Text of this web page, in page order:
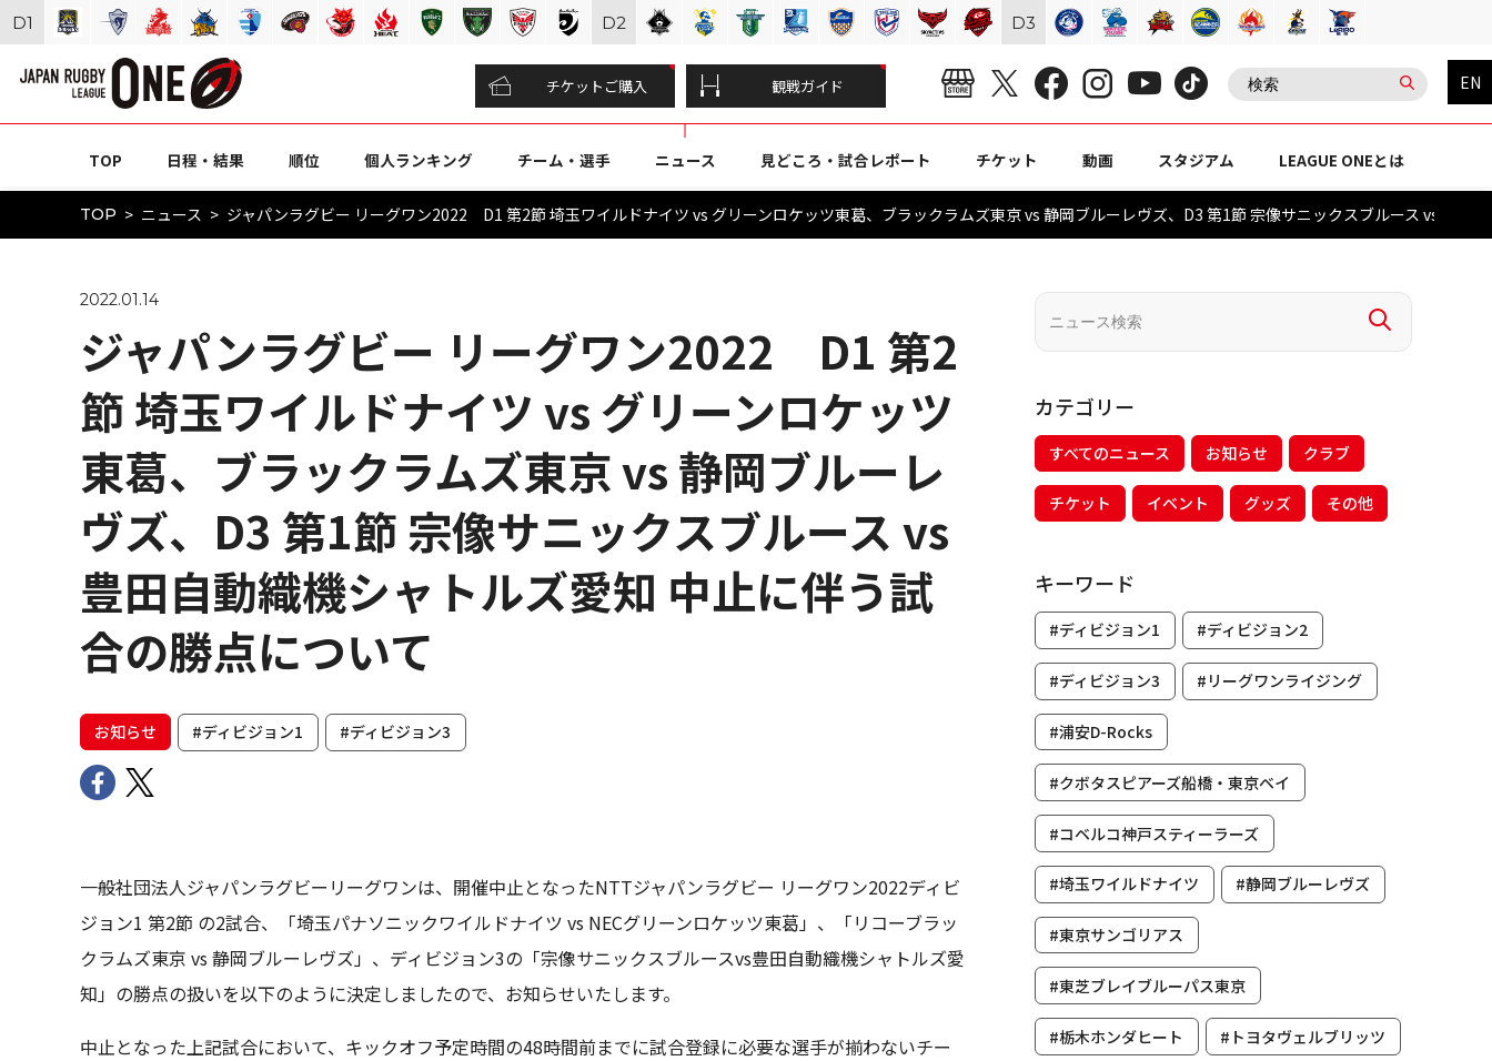
チケットご購入 観戦ガイド EN
TOP 日程・結果 順位 個人ランキング チーム・選手 ニュース 見どころ・試合レポート チケット 動画 スタジアム LEAGUE ONEとは
TOP ニュース ジャパンラグビー リーグワン2022 D1 第2節 埼玉ワイルドナイツ vs グリーンロケッツ東葛、ブラックラムズ東京 vs 静岡ブルーレヴズ、D3 第1節 宗像サニックスブルース vs 豊田
2022.01.14
ジャパンラグビー リーグワン2022 D1 第2
節 埼玉ワイルドナイツ vs グリーンロケッツ
東葛、ブラックラムズ東京 vs 静岡ブルーレ
ヴズ、D3 第1節 宗像サニックスブルース vs
豊田自動織機シャトルズ愛知 中止に伴う試
合の勝点について
お知らせ #ディビジョン1 #ディビジョン3
一般社団法人ジャパンラグビーリーグワンは、開催中止となったNTTジャパンラグビー リーグワン2022ディビ
ジョン1 第2節 の2試合、「埼玉パナソニックワイルドナイツ vs NECグリーンロケッツ東葛」、「リコーブラッ
クラムズ東京 vs 静岡ブルーレヴズ」、ディビジョン3の「宗像サニックスブルースvs豊田自動織機シャトルズ愛
知」の勝点の扱いを以下のように決定しましたので、お知らせいたします。
中止となった上記試合において、キックオフ予定時間の48時間前までに試合登録に必要な選手が揃わないチー
カテゴリー
すべてのニュース お知らせ クラブ
チケット イベント グッズ その他
キーワード
#ディビジョン1 #ディビジョン2
#ディビジョン3 #リーグワンライジング
#浦安D-Rocks
#クボタスピアーズ船橋・東京ベイ
#コベルコ神戸スティーラーズ
#埼玉ワイルドナイツ #静岡ブルーレヴズ
#東京サンゴリアス
#東芝ブレイブルーパス東京
#栃木ホンダヒート #トヨタヴェルブリッツ
D1 D2 D3